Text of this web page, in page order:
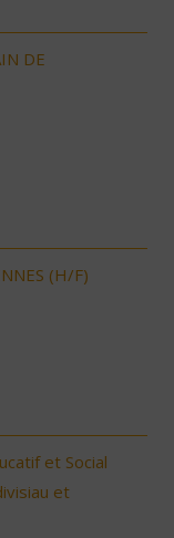
DE
(H/F)
et Social
et